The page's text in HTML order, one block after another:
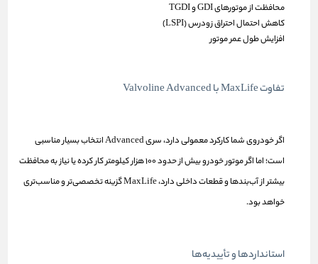
محافظت از موتورهای GDI و TGDI
کاهش احتمال احتراق زودرس (LSPI)
افزایش طول عمر موتور
تفاوت MaxLife با Valvoline Advanced
اگر خودروی شما کارکرد معمولی دارد، سریAdvancedانتخاب بسیار مناسبی
است؛ اما اگر موتور خودرو بیش از حدود ۱۰۰ هزار کیلومتر کار کرده یا نیاز به محافظت
بیشتر از آب‌بندها و قطعات داخلی دارد،MaxLifeگزینه تخصصی‌تر و مناسب‌تری
خواهد بود.
استانداردها و تأییدیه‌ها